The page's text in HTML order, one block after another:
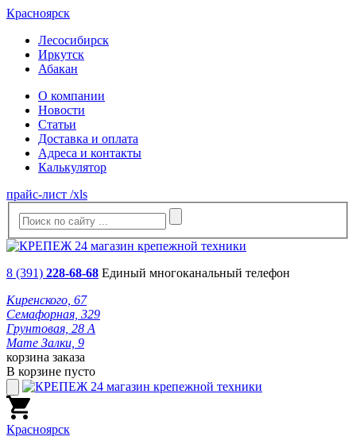
Красноярск
Лесосибирск
Иркутск
Абакан
О компании
Новости
Статьи
Доставка и оплата
Адреса и контакты
Калькулятор
прайс-лист /xls
8 (391) 228-68-68 Единый многоканальный телефон
Киренского, 67
Семафорная, 329
Грунтовая, 28 А
Мате Залки, 9
корзина заказа
В корзине пусто
Красноярск